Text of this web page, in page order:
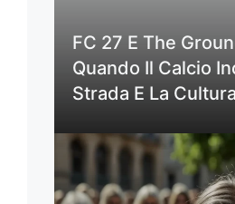
FC 27 E The
Quando Il Calcio
Strada E La